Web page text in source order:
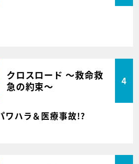
クロスロード ～救命救
急の約束～
4
ハラ＆医療事故!?